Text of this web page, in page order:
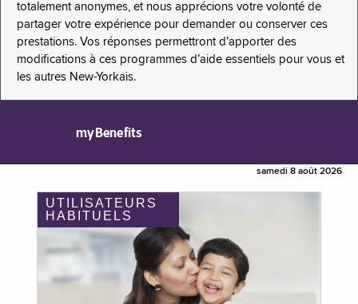
totalement anonymes, et nous apprécions votre volonté de
partager votre expérience pour demander ou conserver ces
prestations. Vos réponses permettront d’apporter des
modifications à ces programmes d’aide essentiels pour vous et
les autres New-Yorkais.
myBenefits
samedi 8 août 2026
UTILISATEURS
HABITUELS